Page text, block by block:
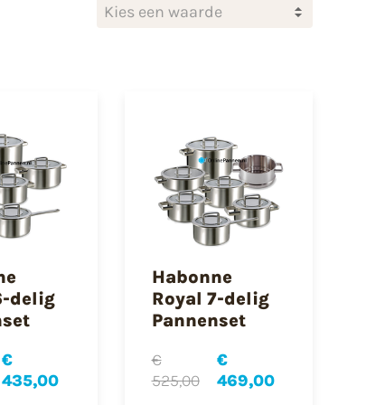
Kies een waarde
delig
€
435,00
Habonne
Royal 7-delig
Pannenset
€
525,00
€
469,00